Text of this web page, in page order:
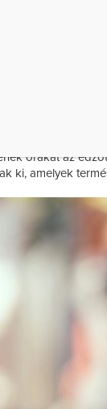
A
térséget is
gyakran „kék
lakóik
a
órákat az
ki, amelyek